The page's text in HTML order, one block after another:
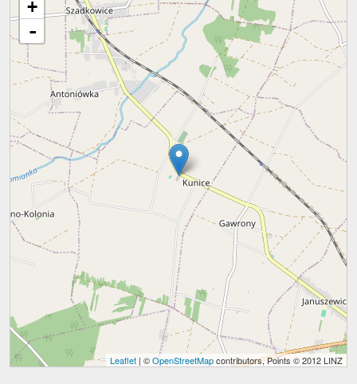
+
-
Leaflet | ©OpenStreetMapcontributors, Points © 2012 LINZ